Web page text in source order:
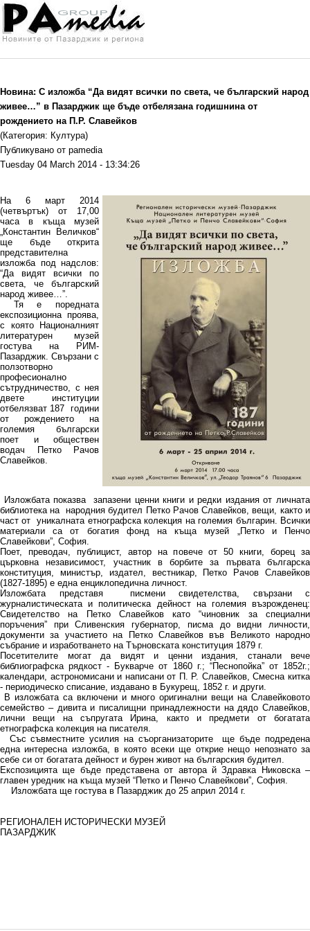
Новина: С изложба “Да видят всички по света, че българский народ
живее…” в Пазарджик ще бъде отбелязана годишнина от
рождението на П.Р. Славейков
(Категория: Култура)
Публикувано от pamedia
Tuesday 04 March 2014 - 13:34:26
На 6 март 2014
(четвъртък) от 17,00
часа в къща музей
„Константин Величков“
ще бъде открита
представителна
изложба под надслов:
“Да видят всички по
света, че българский
народ живее…”.
Тя е поредната
експозиционна проява,
с която Националният
литературен музей
гостува на РИМ-
Пазарджик. Свързани с
ползотворно
професионално
сътрудничество, с нея
двете институции
отбелязват 187 години
от рождението на
големия български
поет и обществен
водач Петко Рачов
Славейков.
Изложбата показва запазени ценни книги и редки издания от личната
библиотека на народния будител Петко Рачов Славейков, вещи, както и
част от уникалната етнографска колекция на големия българин. Всички
материали са от богатия фонд на къща музей „Петко и Пенчо
Славейкови”, София.
Поет, преводач, публицист, автор на повече от 50 книги, борец за
църковна независимост, участник в борбите за първата българска
конституция, министър, издател, вестникар, Петко Рачов Славейков
(1827-1895) е една енциклопедична личност.
Изложбата представя писмени свидетелства, свързани с
журналистическата и политическа дейност на големия възрожденец:
Свидетелство на Петко Славейков като “чиновник за специални
поръчения” при Сливенския губернатор, писма до видни личности,
документи за участието на Петко Славейков във Великото народно
събрание и изработването на Търновската конституция 1879 г.
Посетителите могат да видят и ценни издания, станали вече
библиографска рядкост - Букварче от 1860 г.; “Песнопойка” от 1852г.;
календари, астрономисани и написани от П. Р. Славейков, Смесна китка
- периодическо списание, издавано в Букурещ, 1852 г. и други.
В изложбата са включени и много оригинални вещи на Славейковото
семейство – дивита и писалищни принадлежности на дядо Славейков,
лични вещи на съпругата Ирина, както и предмети от богатата
етнографска колекция на писателя.
Със съвместните усилия на съорганизаторите ще бъде подредена
една интересна изложба, в която всеки ще открие нещо непознато за
себе си от богатата дейност и бурен живот на българския будител.
Експозицията ще бъде представена от автора й Здравка Никовска –
главен уредник на къща музей “Петко и Пенчо Славейкови”, София.
Изложбата ще гостува в Пазарджик до 25 април 2014 г.
РЕГИОНАЛЕН ИСТОРИЧЕСКИ МУЗЕЙ
ПАЗАРДЖИК